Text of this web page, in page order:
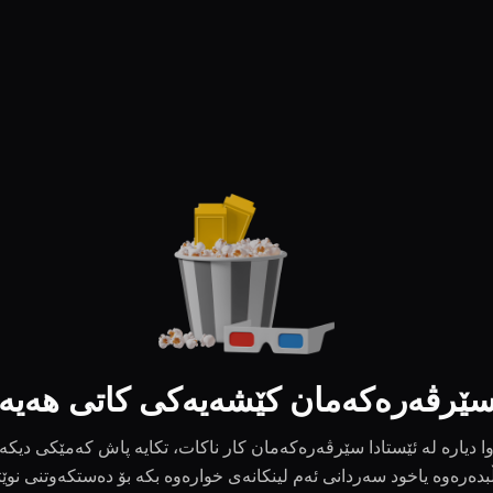
کێشەیەکی کاتی
وا دیارە لە ئێستادا سێرڤەرەکەمان کار ناکات، تکایە پاش کەمێکی دیکە
یاخود سەردانی ئەم لینکانەی خوارەوە بکە بۆ دەستکەوتنی